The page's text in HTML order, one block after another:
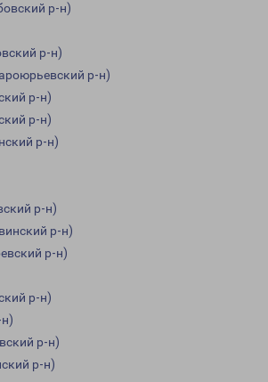
р-н)
р-н)
р-н)
р-н)
р-н)
р-н)
р-н)
р-н)
р-н)
р-н)
р-н)
р-н)